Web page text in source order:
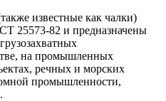
известные как чалки)
25573-82 и предназначены
на промышленных
речных и морских
промышленности,